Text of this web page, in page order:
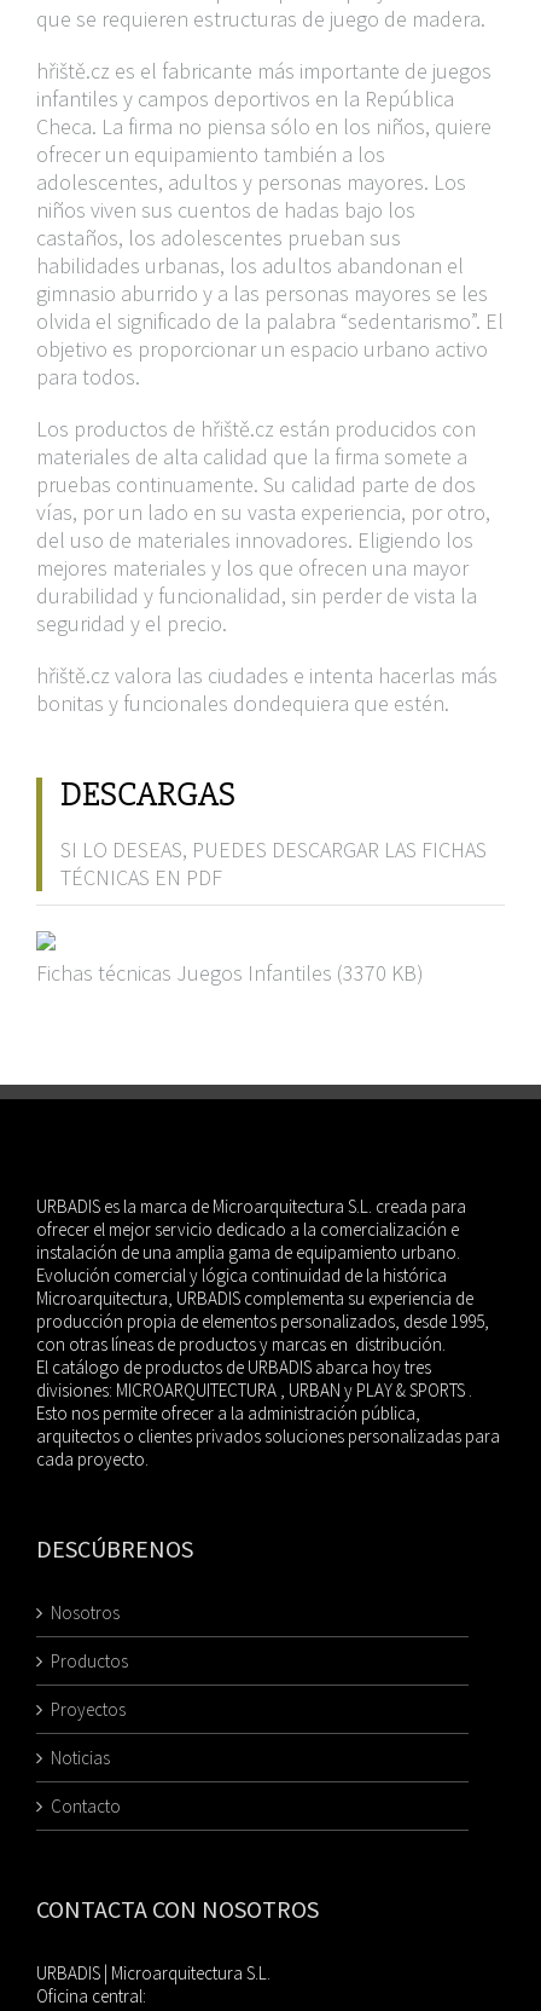
que se requieren estructuras de juego de madera.
hřiště.cz es el fabricante más importante de juegos
infantiles y campos deportivos en la República
Checa. La firma no piensa sólo en los niños, quiere
ofrecer un equipamiento también a los
adolescentes, adultos y personas mayores. Los
niños viven sus cuentos de hadas bajo los
castaños, los adolescentes prueban sus
habilidades urbanas, los adultos abandonan el
gimnasio aburrido y a las personas mayores se les
olvida el significado de la palabra “sedentarismo”. El
objetivo es proporcionar un espacio urbano activo
para todos.
Los productos de hřiště.cz están producidos con
materiales de alta calidad que la firma somete a
pruebas continuamente. Su calidad parte de dos
vías, por un lado en su vasta experiencia, por otro,
del uso de materiales innovadores. Eligiendo los
mejores materiales y los que ofrecen una mayor
durabilidad y funcionalidad, sin perder de vista la
seguridad y el precio.
hřiště.cz valora las ciudades e intenta hacerlas más
bonitas y funcionales dondequiera que estén.
DESCARGAS
SI LO DESEAS, PUEDES DESCARGAR LAS FICHAS
TÉCNICAS EN PDF
Fichas técnicas Juegos Infantiles (3370 KB)
URBADIS es la marca de Microarquitectura S.L. creada para
ofrecer el mejor servicio dedicado a la comercialización e
instalación de una amplia gama de equipamiento urbano.
Evolución comercial y lógica continuidad de la histórica
Microarquitectura, URBADIS complementa su experiencia de
producción propia de elementos personalizados, desde 1995,
con otras líneas de productos y marcas en distribución.
El catálogo de productos de URBADIS abarca hoy tres
divisiones: MICROARQUITECTURA , URBAN y PLAY & SPORTS .
Esto nos permite ofrecer a la administración pública,
arquitectos o clientes privados soluciones personalizadas para
cada proyecto.
DESCÚBRENOS
Nosotros
Productos
Proyectos
Noticias
Contacto
CONTACTA CON NOSOTROS
URBADIS | Microarquitectura S.L.
Oficina central: